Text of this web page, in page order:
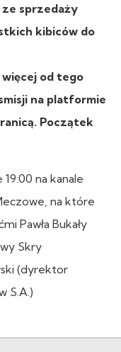
sprzedaży
kibiców do
więcej od tego
na platformie
Początek
na kanale
na które
Pawła Bukały
Skry
(dyrektor
S.A.)